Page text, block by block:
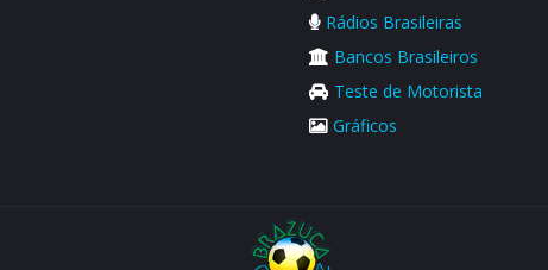
Rádios Brasileiras
Bancos Brasileiros
Teste de Motorista
Gráficos